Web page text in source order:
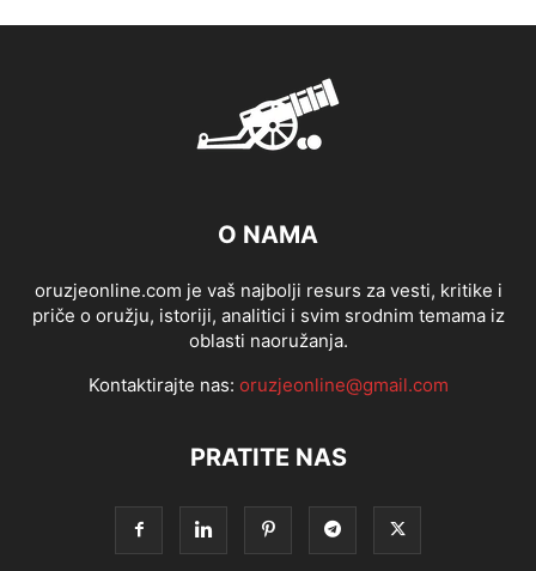
O NAMA
oruzjeonline.com je vaš najbolji resurs za vesti, kritike i
priče o oružju, istoriji, analitici i svim srodnim temama iz
oblasti naoružanja.
Kontaktirajte nas: oruzjeonline@gmail.com
PRATITE NAS